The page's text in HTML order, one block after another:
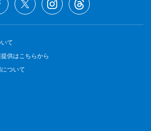
て
供はこちらから
ついて